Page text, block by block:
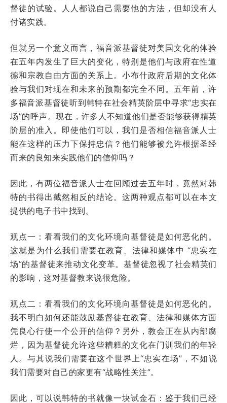
督徒的试验。人人都说自己需要他的方法，但却没有人
付诸实践。
但就另一个意义而言，福音派基督徒对美国文化的体验
在五年内发生了巨大的变化，特别是他们与政府在性道
德和宗教自由方面的关系上。小布什政府后期的文化体
验与我们对现在和未来的预期都完全不同。五年前，许
多福音派基督徒听到韩特在社会精英阶层中寻求“忠实在
场”的呼声。现在，许多人不知道他们是否能够获得精英
阶层的准入。即使他们可以，我们是否相信福音派人士
能在这样的压力下保持忠信？他们能够被允许根据圣经
而来的良知来实践他们的信仰吗？
因此，有两位福音派人士在回顾过去五年时，竟然对韩
特的书得出截然相反的结论。这两种观点都可以在本文
提供的电子书中找到。
观点一：看看我们的文化环境向基督徒是如何恶化的。
这就是为什么我们需要在教育、法律和媒体中 “忠实在
场”的基督徒来推动文化变革。基督徒忽视了社会精英们
的影响，这对基督教来说很危险。
观点二：看看我们的文化环境向基督徒是如何恶化的。
我不明白如何还能鼓励基督徒在教育、法律和媒体方面
凭良心行使一个公开的信仰？另外，教会正在从内部腐
烂，因为基督徒允许这些糟糕的文化在门训我们的年轻
人。与其说我们需要在这个世界上“忠实在场”，不如说
我们需要对自己的家更有“战略性关注”。
因此，可以说韩特的书就像一块试金石：鉴于我们已经